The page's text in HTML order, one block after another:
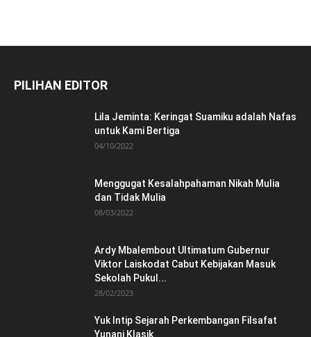
PILIHAN EDITOR
Lila Jeminta: Keringat Suamiku adalah Nafas
untuk Kami Bertiga
04/10/2022
Menggugat Kesalahpahaman Nikah Mulia
dan Tidak Mulia
08/03/2022
Ardy Mbalembout Ultimatum Gubernur
Viktor Laiskodat Cabut Kebijakan Masuk
Sekolah Pukul...
28/02/2023
Yuk Intip Sejarah Perkembangan Filsafat
Yunani Klasik